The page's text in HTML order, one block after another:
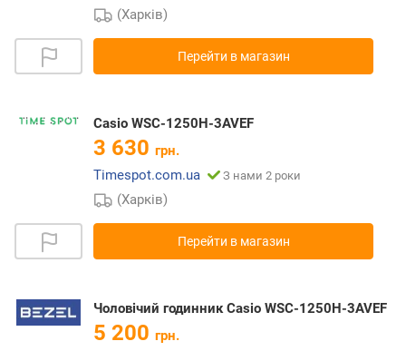
(Харків)
Перейти в магазин
Casio WSC-1250H-3AVEF
3 630 грн.
Timespot.com.ua
З нами 2 роки
(Харків)
Перейти в магазин
Чоловічий годинник Casio WSC-1250H-3AVEF
5 200 грн.